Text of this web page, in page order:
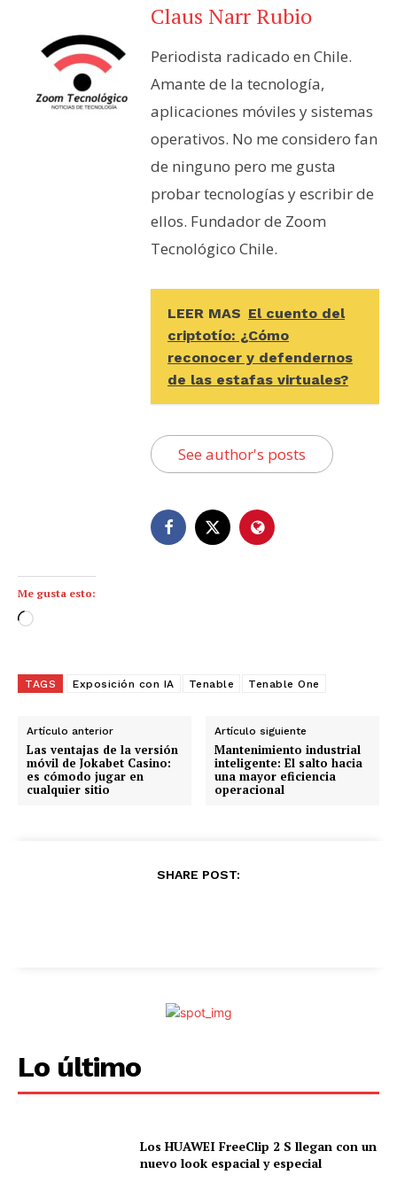
Claus Narr Rubio
Periodista radicado en Chile.
Amante de la tecnología,
aplicaciones móviles y sistemas
operativos. No me considero fan
de ninguno pero me gusta
probar tecnologías y escribir de
ellos. Fundador de Zoom
Tecnológico Chile.
LEER MAS El cuento del
criptotío: ¿Cómo
reconocer y defendernos
de las estafas virtuales?
See author's posts
Me gusta esto:
C
g
n
d
o
.
TAGS Exposición con IA Tenable Tenable One
Artículo anterior
Las ventajas de la versión
móvil de Jokabet Casino:
es cómodo jugar en
cualquier sitio
Artículo siguiente
Mantenimiento industrial
inteligente: El salto hacia
una mayor eficiencia
operacional
SHARE POST:
Lo último
Los HUAWEI FreeClip 2 S llegan con un
nuevo look espacial y especial